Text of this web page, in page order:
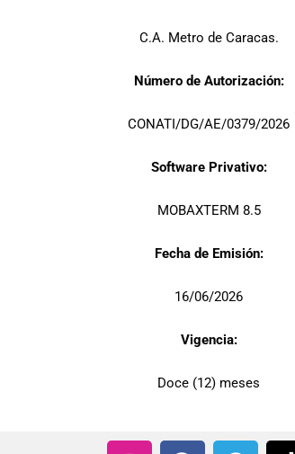
C.A. Metro de Caracas.
Número de Autorización:
CONATI/DG/AE/0379/2026
Software Privativo:
MOBAXTERM 8.5
Fecha de Emisión:
16/06/2026
Vigencia:
Doce (12) meses